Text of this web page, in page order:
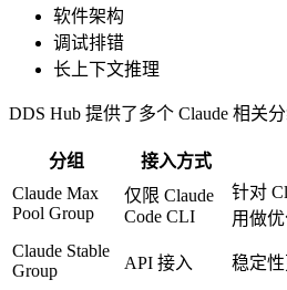
软件架构
调试排错
长上下文推理
DDS Hub 提供了多个 Claude 相关分
分组 接入方式
Claude Max
Pool Group
仅限 Claude
Code CLI
针对
用做
Claude Stable
Group
API 接入 稳定